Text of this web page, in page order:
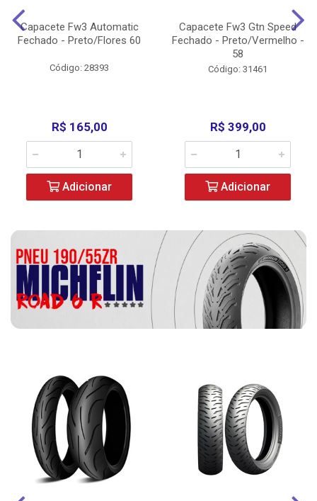
Capacete Fw3 Automatic
Fechado - Preto/Flores 60
Código: 28393
R$ 165,00
Adicionar
Capacete Fw3 Gtn Speed
Fechado - Preto/Vermelho -
58
Código: 31461
R$ 399,00
Adicionar